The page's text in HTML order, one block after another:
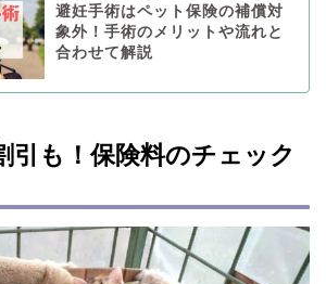
避妊手術はペット保険の補償対
象外！手術のメリットや流れと
合わせて解説
引も！保険料のチェック